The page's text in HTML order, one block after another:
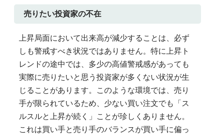
売りたい投資家の不在
上昇局面において出来高が減少することは、必ず
しも警戒すべき状況ではありません。特に上昇ト
レンドの途中では、多少の高値警戒感があっても
実際に売りたいと思う投資家が多くない状況が生
じることがあります。このような環境では、売り
手が限られているため、少ない買い注文でも「ス
ルスルと上昇が続く」ことが珍しくありません。
これは買い手と売り手のバランスが買い手に偏っ